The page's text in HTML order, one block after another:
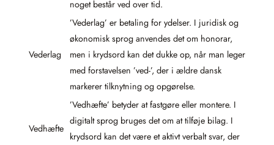
noget består ved over tid.
Vederlag
’Vederlag’ er betaling for ydelser. I juridisk og
økonomisk sprog anvendes det om honorar,
men i krydsord kan det dukke op, når man leger
med forstavelsen ’ved-’, der i ældre dansk
markerer tilknytning og opgørelse.
Vedhæfte
’Vedhæfte’ betyder at fastgøre eller montere. I
digitalt sprog bruges det om at tilføje bilag. I
krydsord kan det være et aktivt verbalt svar, der